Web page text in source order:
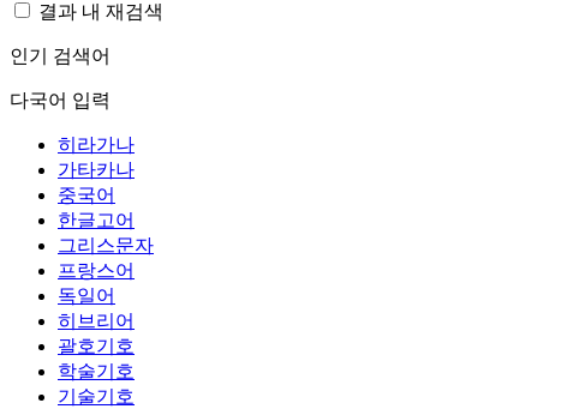
결과 내 재검색
인기 검색어
다국어 입력
히라가나
가타카나
중국어
한글고어
그리스문자
프랑스어
독일어
히브리어
괄호기호
학술기호
기술기호